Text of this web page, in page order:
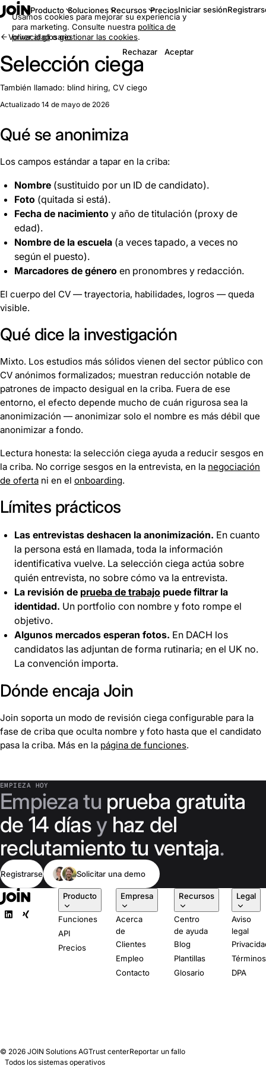
Producto Soluciones Recursos PreciosIniciar sesión
Volver al glosario
Selección ciega
También llamado: blind hiring, CV ciego
Actualizado 14 de mayo de 2026
Qué se anonimiza
Los campos estándar a tapar en la criba:
Nombre (sustituido por un ID de candidato).
Foto (quitada si está).
Fecha de nacimiento y año de titulación (proxy de
edad).
Nombre de la escuela (a veces tapado, a veces no
según el puesto).
Marcadores de género en pronombres y redacción.
El cuerpo del CV — trayectoria, habilidades, logros — queda
visible.
Qué dice la investigación
Mixto. Los estudios más sólidos vienen del sector público con
CV anónimos formalizados; muestran reducción notable de
patrones de impacto desigual en la criba. Fuera de ese
entorno, el efecto depende mucho de cuán rigurosa sea la
anonimización — anonimizar solo el nombre es más débil que
anonimizar a fondo.
Lectura honesta: la selección ciega ayuda a reducir sesgos en
la criba. No corrige sesgos en la entrevista, en la negociación
de oferta ni en el onboarding.
Límites prácticos
Las entrevistas deshacen la anonimización. En cuanto
la persona está en llamada, toda la información
identificativa vuelve. La selección ciega actúa sobre
quién entrevista, no sobre cómo va la entrevista.
La revisión de prueba de trabajo puede filtrar la
identidad. Un portfolio con nombre y foto rompe el
objetivo.
Algunos mercados esperan fotos. En DACH los
candidatos las adjuntan de forma rutinaria; en el UK no.
La convención importa.
Dónde encaja Join
Join soporta un modo de revisión ciega configurable para la
fase de criba que oculta nombre y foto hasta que el candidato
pasa la criba. Más en la página de funciones.
EMPIEZA HOY
Empieza tu prueba gratuita
de 14 díasy haz del
reclutamiento tu ventaja.
Registrarse Solicitar una demo
Producto
Funciones
API
Precios
Empresa
Acerca
de
Clientes
Empleo
Contacto
Recursos
Centro
de ayuda
Blog
Plantillas
Glosario
Legal
Aviso
legal
Términos
DPA
© 2026 JOIN Solutions AGTrust centerReportar un fallo
Todos los sistemas operativos
Usamos cookies para mejorar su experiencia y
para marketing. Consulte nuestra política de
privacidadogestionar las cookies.
Rechazar
Aceptar